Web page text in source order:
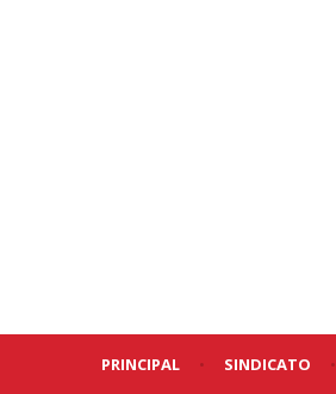
PRINCIPAL • SINDICATO •